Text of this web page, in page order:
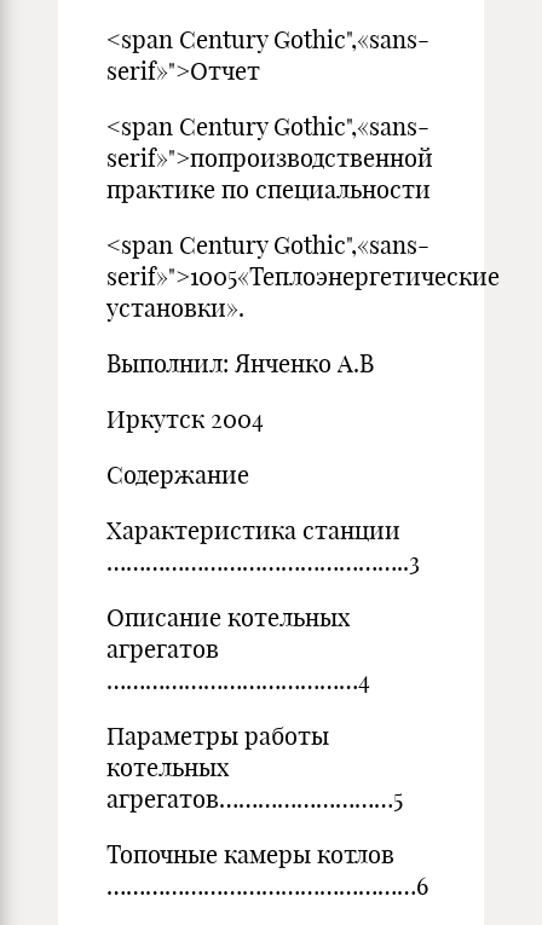
<span Century Gothic",«sans-
serif»">Отчет
<span Century Gothic",«sans-
serif»">попроизводственной
практике по специальности
<span Century Gothic",«sans-
serif»">1005«Теплоэнергетические
установки».
Выполнил: Янченко А.В
Иркутск 2004
Содержание
Характеристика станции
………………………………………..3
Описание котельных
агрегатов
…………………………………4
Параметры работы
котельных
агрегатов………………………5
Топочные камеры котлов
…………………………………………6